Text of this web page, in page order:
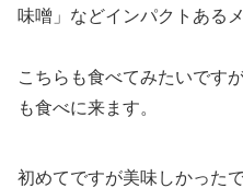
味噌」などインパクトある
こちらも食べてみたいです
も食べに来ます。
初めてですが美味しかったで